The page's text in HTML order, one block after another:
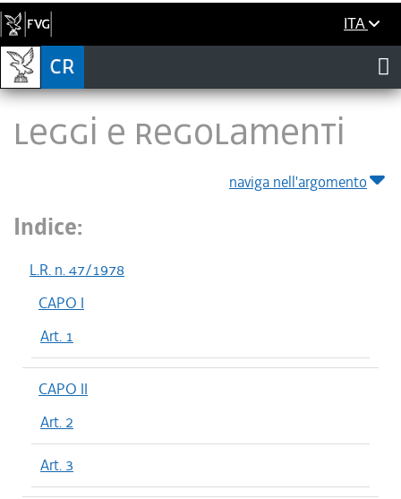
ITA
LEGGI E REGOLAMENTI
naviga nell'argomento
Indice:
L.R. n. 47/1978
CAPO I
Art. 1
CAPO II
Art. 2
Art. 3